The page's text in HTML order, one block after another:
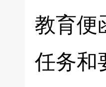
教育便
任务和